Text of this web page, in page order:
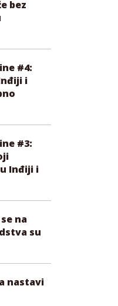
bez
#4:
i
#3:
Inđiji i
na
su
nastavi